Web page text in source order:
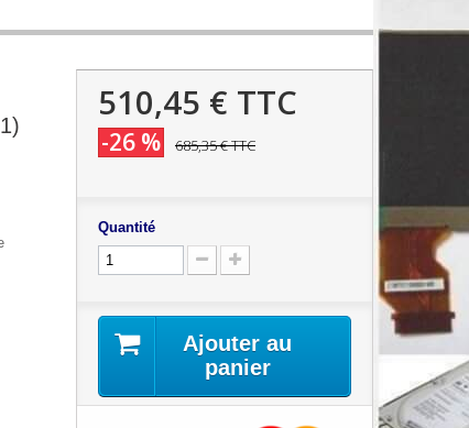
510,45 € TTC
-26 % 685,35 €TTC
Quantité
Ajouter au
panier